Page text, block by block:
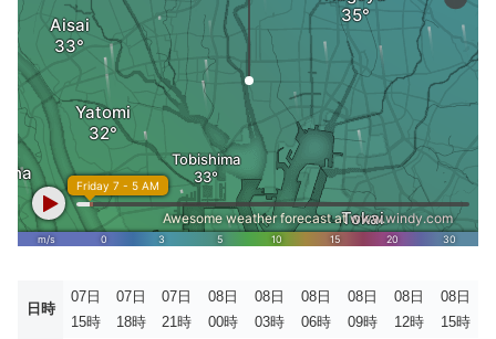
日時
07日
15時
07日
18時
07日
21時
08日
00時
08日
03時
08日
06時
08日
09時
08日
12時
08日
15時